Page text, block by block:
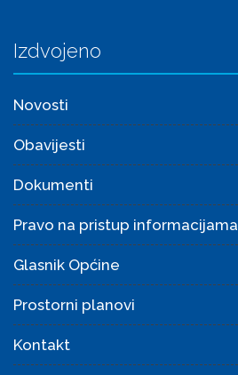
Izdvojeno
Novosti
Obavijesti
Dokumenti
Pravo na pristup informacijama
Glasnik Općine
Prostorni planovi
Kontakt